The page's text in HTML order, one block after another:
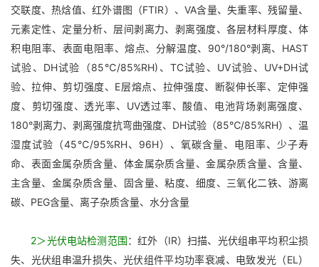
交联度、热焓值、红外谱图（FTIR）、VA含量、失重率、残留量、
元素定性、定量分析、层间剥离力、剥离强度、各层材料厚度、体
积电阻率、表面电阻率、熔点、分解温度、90°/180°剥离、HAST
试验、DH试验（85℃/85%RH)、TC试验、UV试验、UV+DH试
验、拉伸、剪切强度、E层熔点、拉伸强度、断裂伸长率、定伸强
度、剪切强度、透光率、UV透过率、酸值、电池背场剥离强度、
180°剥离力、剥离强度抗弯曲强度、DH试验（85℃/85%RH）、温
湿度试验（45℃/95%RH、96H）、氧碳含量、电阻率、少子寿
命、表面金属杂质含量、体金属杂质含量、金属杂质含量、含量、
主含量、金属杂质含量、固含量、粘度、细度、三氧化二铁、游离
碳、PEG含量、离子杂质含量、水分含量
2＞光伏电站检测范围 ：红外（IR）扫描、光伏组串平均积尘损
失、光伏组串温升损失、光伏组件平均功率衰减、电致发光（EL）